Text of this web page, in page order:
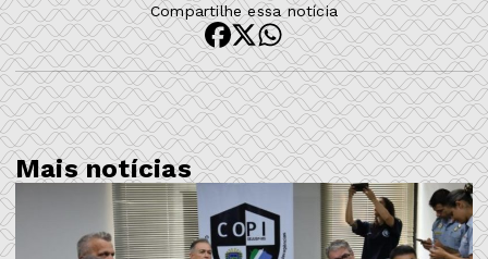
Compartilhe essa notícia
Mais notícias